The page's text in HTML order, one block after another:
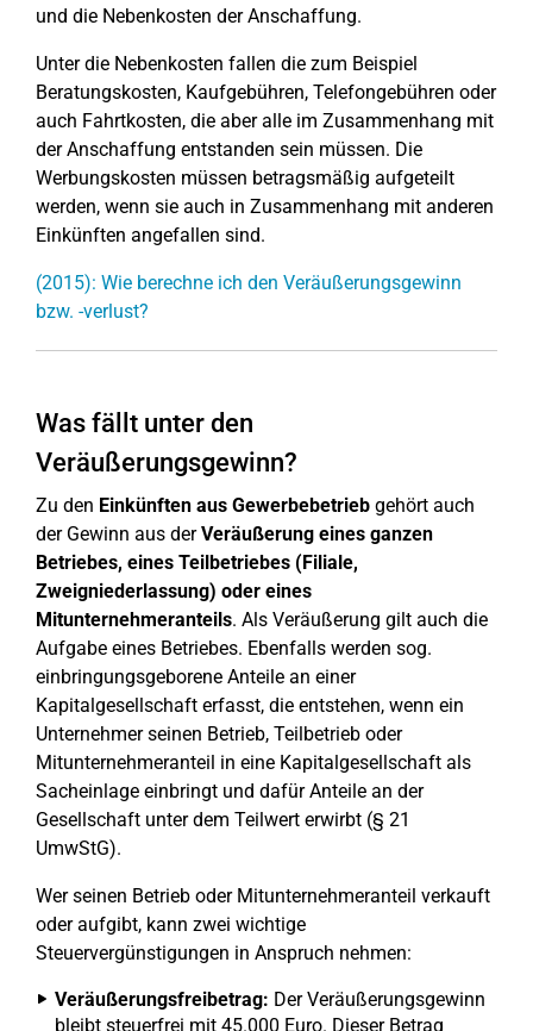
und die Nebenkosten der Anschaffung.
Unter die Nebenkosten fallen die zum Beispiel
Beratungskosten, Kaufgebühren, Telefongebühren oder
auch Fahrtkosten, die aber alle im Zusammenhang mit
der Anschaffung entstanden sein müssen. Die
Werbungskosten müssen betragsmäßig aufgeteilt
werden, wenn sie auch in Zusammenhang mit anderen
Einkünften angefallen sind.
(2015): Wie berechne ich den Veräußerungsgewinn
bzw. -verlust?
Was fällt unter den
Veräußerungsgewinn?
Zu den Einkünften aus Gewerbebetrieb gehört auch
der Gewinn aus derVeräußerung eines ganzen
Betriebes, eines Teilbetriebes (Filiale,
Zweigniederlassung) oder eines
Mitunternehmeranteils. Als Veräußerung gilt auch die
Aufgabe eines Betriebes. Ebenfalls werden sog.
einbringungsgeborene Anteile an einer
Kapitalgesellschaft erfasst, die entstehen, wenn ein
Unternehmer seinen Betrieb, Teilbetrieb oder
Mitunternehmeranteil in eine Kapitalgesellschaft als
Sacheinlage einbringt und dafür Anteile an der
Gesellschaft unter dem Teilwert erwirbt (§ 21
UmwStG).
Wer seinen Betrieb oder Mitunternehmeranteil verkauft
oder aufgibt, kann zwei wichtige
Steuervergünstigungen in Anspruch nehmen:
Veräußerungsfreibetrag: Der Veräußerungsgewinn
bleibt steuerfrei mit 45.000 Euro. Dieser Betrag